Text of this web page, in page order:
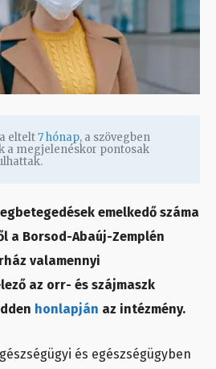
eltelt7 hónap, a szövegben
a megjelenéskor pontosak
emelkedő száma
a Borsod-Abaúj-Zemplén
valamennyi
az orr- és szájmaszk
honlapján az intézmény.
és egészségügyben